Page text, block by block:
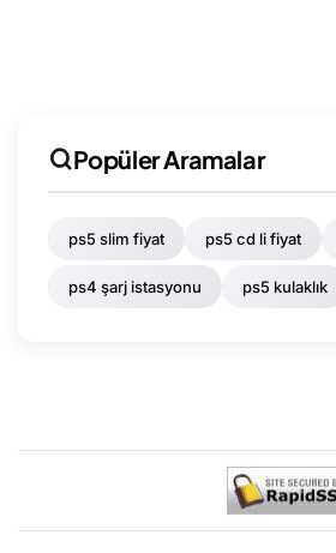
Popüler Aramalar
ps5 slim fiyat ps5 cd li fiyat
ps4 şarj istasyonu ps5 kulaklık